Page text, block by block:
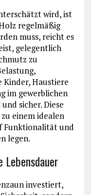
wird, ist
regelmäßig
muss, reicht es
gelegentlich
zu
Kinder, Haustiere
im gewerblichen
sicher. Diese
einem idealen
Funktionalität und
legen.
investiert,